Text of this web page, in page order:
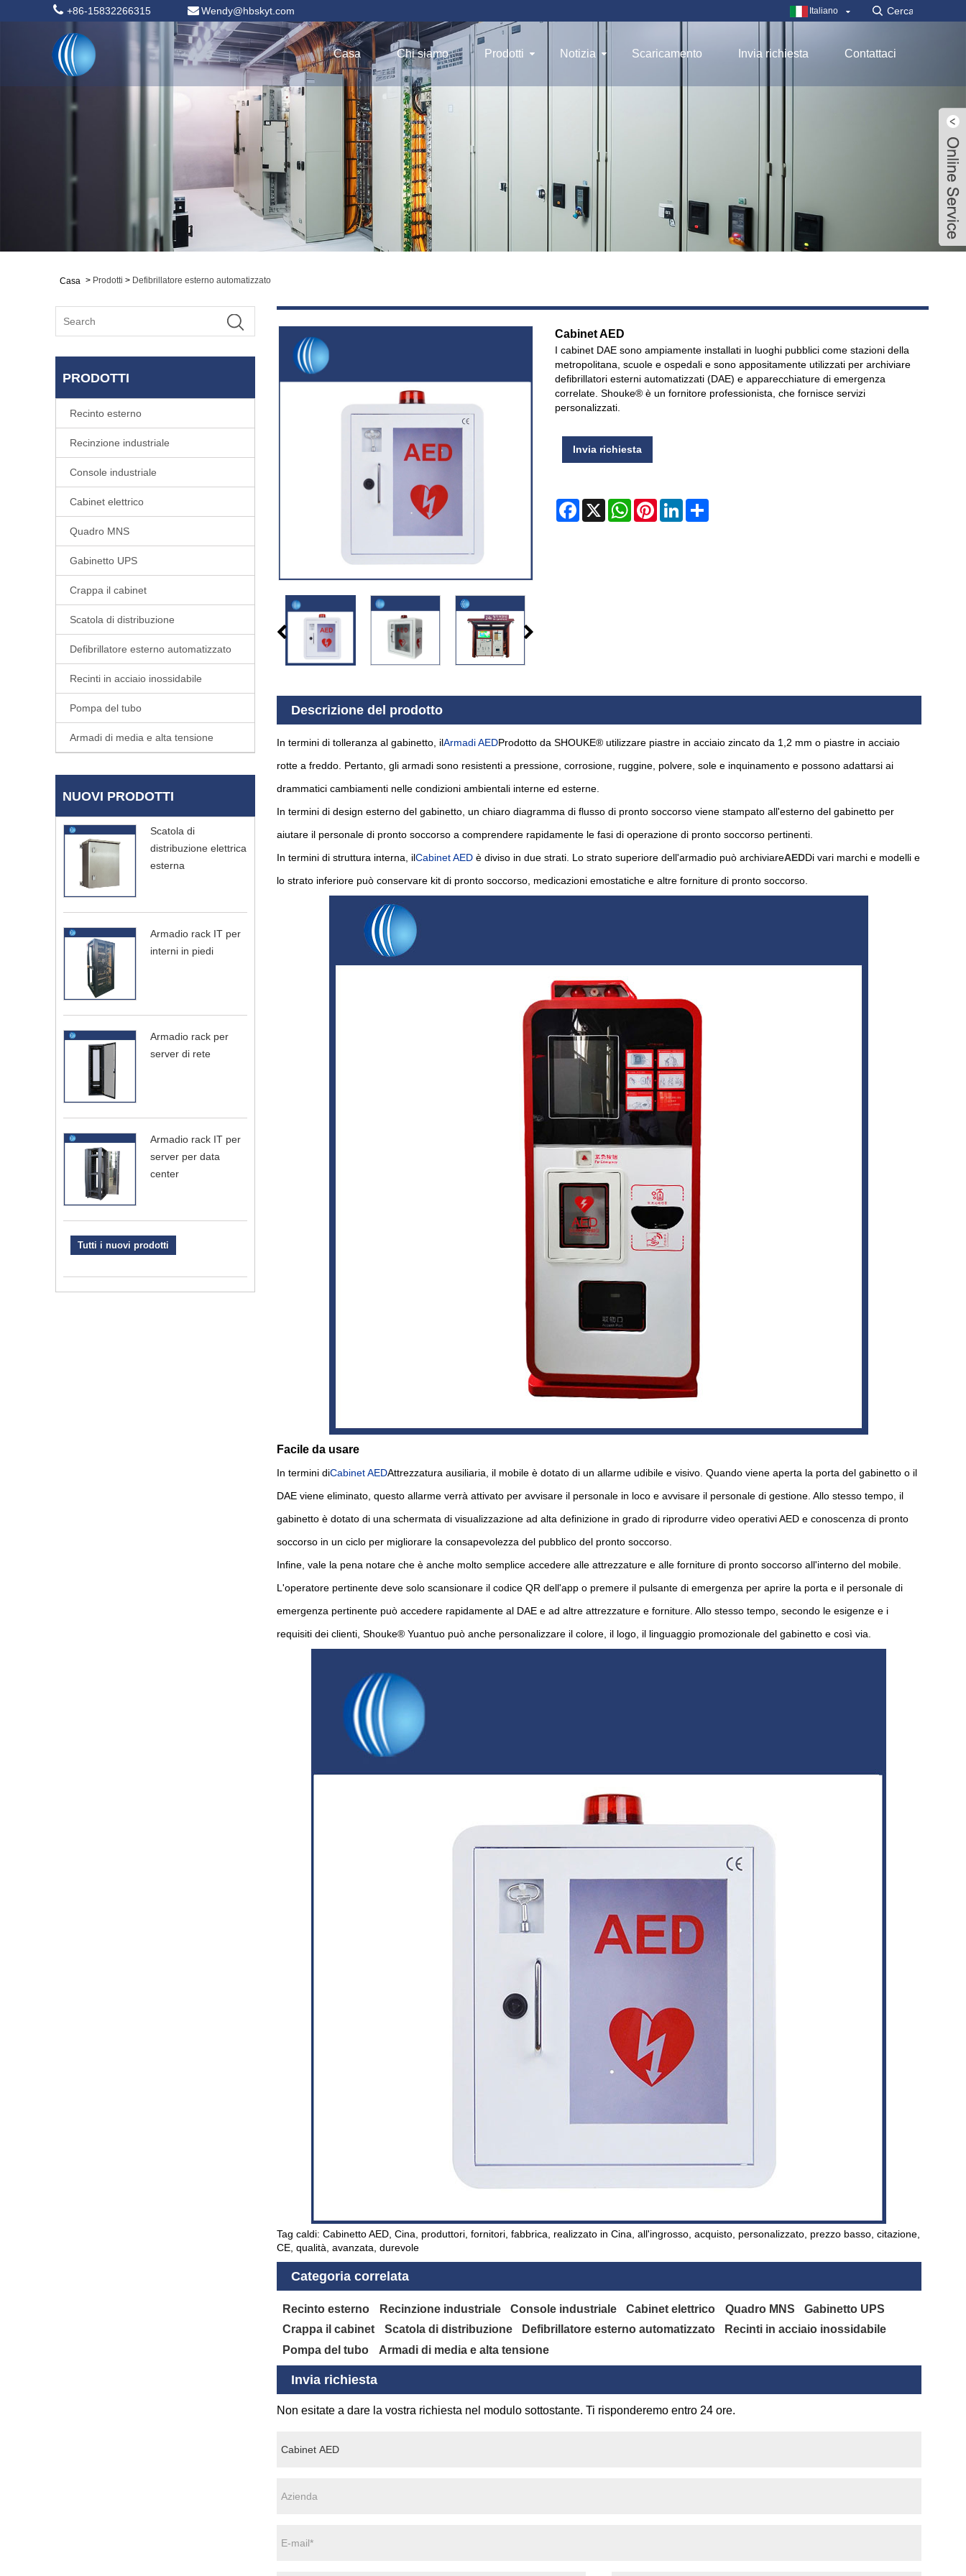
+86-15832266315 Wendy@hbskyt.com Italiano
Casa Chi siamo Prodotti Notizia Scaricamento Invia richiesta Contattaci
Casa > Prodotti > Defibrillatore esterno automatizzato
PRODOTTI
Recinto esterno
Recinzione industriale
Console industriale
Cabinet elettrico
Quadro MNS
Gabinetto UPS
Crappa il cabinet
Scatola di distribuzione
Defibrillatore esterno automatizzato
Recinti in acciaio inossidabile
Pompa del tubo
Armadi di media e alta tensione
NUOVI PRODOTTI
Scatola di
distribuzione elettrica
esterna
Armadio rack IT per
interni in piedi
Armadio rack per
server di rete
Armadio rack IT per
server per data
center
Tutti i nuovi prodotti
Cabinet AED
I cabinet DAE sono ampiamente installati in luoghi pubblici come stazioni della
metropolitana, scuole e ospedali e sono appositamente utilizzati per archiviare
defibrillatori esterni automatizzati (DAE) e apparecchiature di emergenza
correlate. Shouke® è un fornitore professionista, che fornisce servizi
personalizzati.
Invia richiesta
Facebook
X WhatsAppPinterestLinkedIn
Descrizione del prodotto
In termini di tolleranza al gabinetto, ilArmadi AEDProdotto da SHOUKE® utilizzare piastre in acciaio zincato da 1,2 mm o piastre in acciaio
rotte a freddo. Pertanto, gli armadi sono resistenti a pressione, corrosione, ruggine, polvere, sole e inquinamento e possono adattarsi ai
drammatici cambiamenti nelle condizioni ambientali interne ed esterne.
In termini di design esterno del gabinetto, un chiaro diagramma di flusso di pronto soccorso viene stampato all'esterno del gabinetto per
aiutare il personale di pronto soccorso a comprendere rapidamente le fasi di operazione di pronto soccorso pertinenti.
In termini di struttura interna, ilCabinet AEDè diviso in due strati. Lo strato superiore dell'armadio può archiviareAEDDi vari marchi e modelli e
lo strato inferiore può conservare kit di pronto soccorso, medicazioni emostatiche e altre forniture di pronto soccorso.
Facile da usare
In termini diCabinet AEDAttrezzatura ausiliaria, il mobile è dotato di un allarme udibile e visivo. Quando viene aperta la porta del gabinetto o il
DAE viene eliminato, questo allarme verrà attivato per avvisare il personale in loco e avvisare il personale di gestione. Allo stesso tempo, il
gabinetto è dotato di una schermata di visualizzazione ad alta definizione in grado di riprodurre video operativi AED e conoscenza di pronto
soccorso in un ciclo per migliorare la consapevolezza del pubblico del pronto soccorso.
Infine, vale la pena notare che è anche molto semplice accedere alle attrezzature e alle forniture di pronto soccorso all'interno del mobile.
L'operatore pertinente deve solo scansionare il codice QR dell'app o premere il pulsante di emergenza per aprire la porta e il personale di
emergenza pertinente può accedere rapidamente al DAE e ad altre attrezzature e forniture. Allo stesso tempo, secondo le esigenze e i
requisiti dei clienti, Shouke® Yuantuo può anche personalizzare il colore, il logo, il linguaggio promozionale del gabinetto e così via.
Tag caldi: Cabinetto AED, Cina, produttori, fornitori, fabbrica, realizzato in Cina, all'ingrosso, acquisto, personalizzato, prezzo basso, citazione,
CE, qualità, avanzata, durevole
Categoria correlata
Recinto esterno Recinzione industriale Console industriale Cabinet elettrico Quadro MNS
Gabinetto UPS
Crappa il cabinet
Scatola di distribuzione Defibrillatore esterno automatizzato
Recinti in acciaio inossidabile
Pompa del tubo
Armadi di media e alta tensione
Invia richiesta
Non esitate a dare la vostra richiesta nel modulo sottostante. Ti risponderemo entro 24 ore.